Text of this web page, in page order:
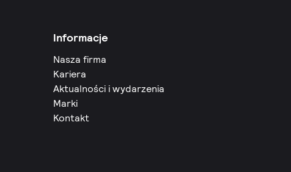
Informacje
Nasza firma
Kariera
Aktualności i wydarzenia
Marki
Kontakt